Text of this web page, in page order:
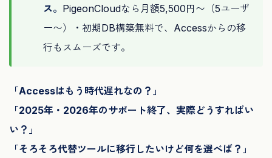
ス。 PigeonCloudなら月額5,500円〜（5ユーザ
ー〜）・初期DB構築無料で、Accessからの移
行もスムーズです。
「Accessはもう時代遅れなの？」
「2025年・2026年のサポート終了、実際どうすればい
い？」
「そろそろ代替ツールに移行したいけど何を選べば？」